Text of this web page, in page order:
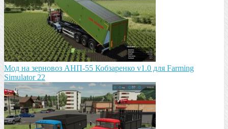
Мод на зeрновоз АНП-55 Кобзарeнко v1.0 для Farming
Simulator 22